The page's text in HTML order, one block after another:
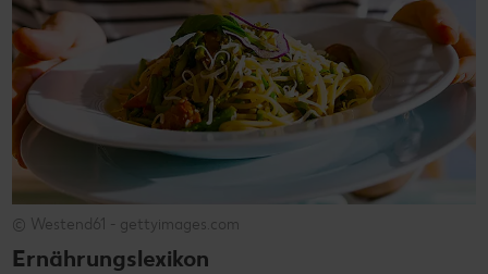
© Westend61 - gettyimages.com
Ernährungslexikon